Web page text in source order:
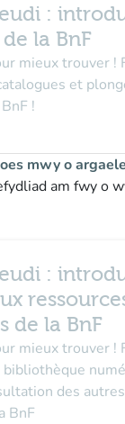
:
la BnF
mieux trouver !
et
!
mwy o
am fwy o
:
de la BnF
mieux trouver !
des
BnF